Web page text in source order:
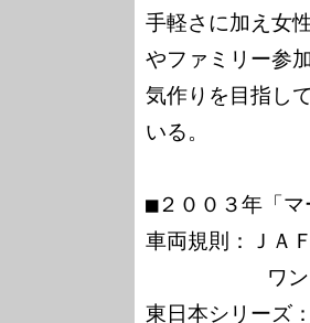
手軽さに加え女
やファミリー参
気作りを目指して
いる。
■２００３年「
車両規則：ＪＡ
東日本シリーズ